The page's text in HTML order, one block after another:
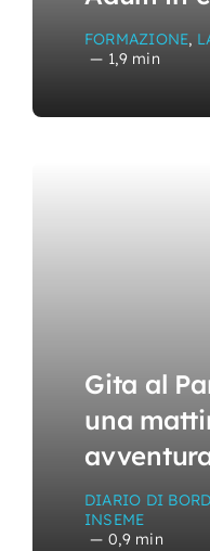
FORMAZIONE,
— 1,9 min
Gita al
una
DIARIO DI
INSEME
— 0,9 min